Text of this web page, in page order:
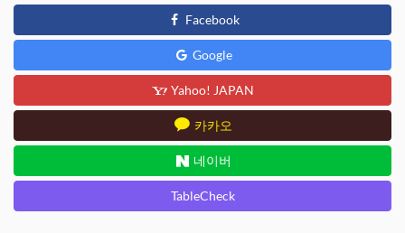
Facebook
Google
Yahoo! JAPAN
카카오
네이버
TableCheck